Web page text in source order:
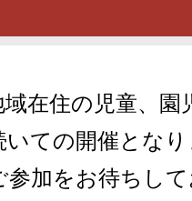
在住の児童、園
ての開催となり
加をお待ちして